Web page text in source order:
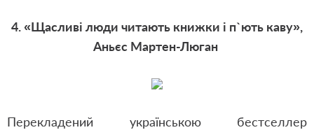
4. «Щасливі люди читають книжки і п`ють каву»,
Аньєс Мартен-Люган
Перекладений українською бестселлер